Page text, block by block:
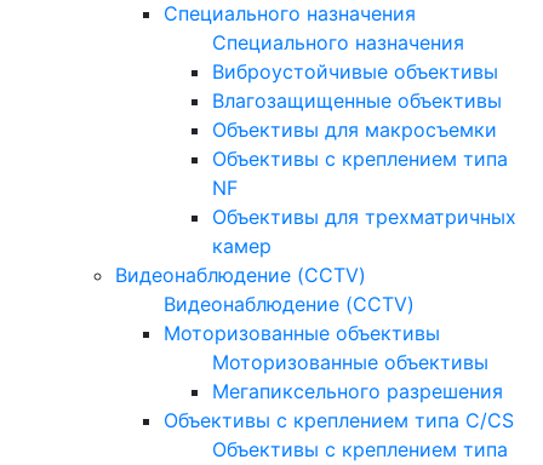
Специального назначения
Специального назначения
Виброустойчивые объективы
Влагозащищенные объективы
Объективы для макросъемки
Объективы с креплением типа
NF
Объективы для трехматричных
камер
Видеонаблюдение (CCTV)
Видеонаблюдение (CCTV)
Моторизованные объективы
Моторизованные объективы
Мегапиксельного разрешения
Объективы с креплением типа C/CS
Объективы с креплением типа